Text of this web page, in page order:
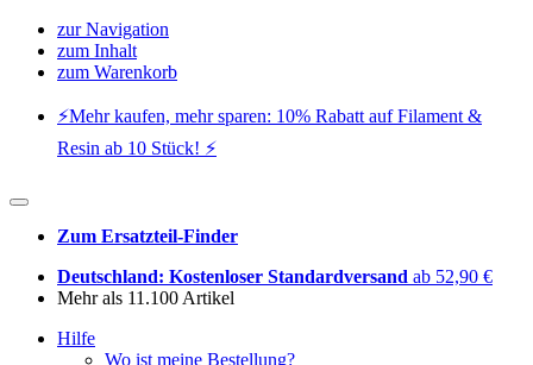
zur Navigation
zum Inhalt
zum Warenkorb
⚡️Mehr kaufen, mehr sparen: 10% Rabatt auf Filament &
Resin ab 10 Stück! ⚡️
Zum Ersatzteil-Finder
Deutschland: Kostenloser Standardversand ab 52,90 €
Mehr als 11.100 Artikel
Hilfe
Wo ist meine Bestellung?